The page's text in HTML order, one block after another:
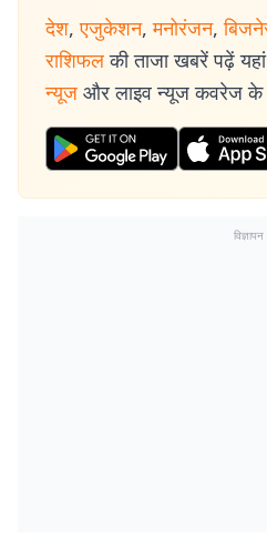
देश, एजुकेशन, मनोरंजन,
राशिफल की ताजा खबरें पढ़ें
न्यूज और लाइव न्यूज कवरेज के
विज्ञापन